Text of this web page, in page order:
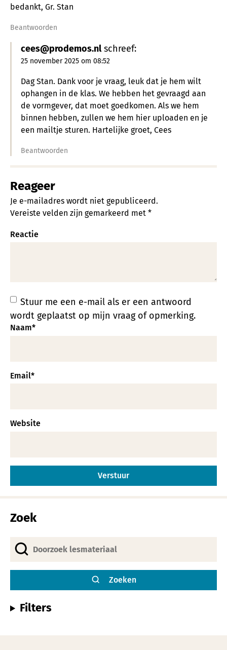
bedankt, Gr. Stan
Beantwoorden
cees@prodemos.nl schreef:
25 november 2025 om 08:52
Dag Stan. Dank voor je vraag, leuk dat je hem wilt
ophangen in de klas. We hebben het gevraagd aan
de vormgever, dat moet goedkomen. Als we hem
binnen hebben, zullen we hem hier uploaden en je
een mailtje sturen. Hartelijke groet, Cees
Beantwoorden
Reageer
Je e-mailadres wordt niet gepubliceerd.
Vereiste velden zijn gemarkeerd met *
Reactie
Stuur me een e-mail als er een antwoord
wordt geplaatst op mijn vraag of opmerking.
Naam*
Email*
Website
Zoek
Zoeken
Filters